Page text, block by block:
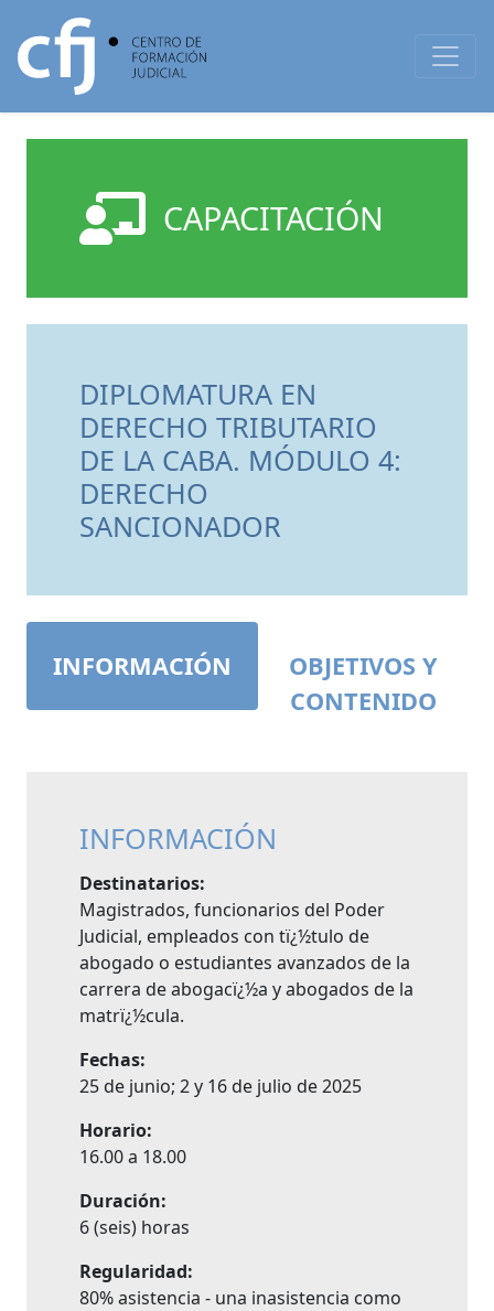
CAPACITACIÓN
DIPLOMATURA EN
DERECHO TRIBUTARIO
DE LA CABA. MÓDULO 4:
DERECHO
SANCIONADOR
INFORMACIÓN
OBJETIVOS Y
CONTENIDO
INFORMACIÓN
Destinatarios:
Magistrados, funcionarios del Poder
Judicial, empleados con tï¿½tulo de
abogado o estudiantes avanzados de la
carrera de abogacï¿½a y abogados de la
matrï¿½cula.
Fechas:
25 de junio; 2 y 16 de julio de 2025
Horario:
16.00 a 18.00
Duración:
6 (seis) horas
Regularidad:
80% asistencia - una inasistencia como